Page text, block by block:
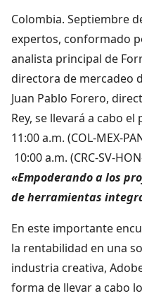
Colombia. Septiembre
expertos, conformado
analista principal de
directora de mercadeo
Juan Pablo Forero,
Rey, se llevará a cabo
11:00 a.m. (COL-MEX-
10:00 a.m. (CRC-SV-
«Empoderando a los
de herramientas
En este importante
la rentabilidad en una
industria creativa,
forma de llevar a cabo